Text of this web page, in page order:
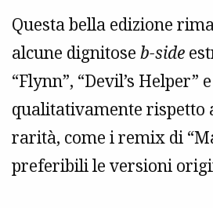
Questa bella edizione
alcune dignitose b-side
“Flynn”, “Devil’s
qualitativamente rispetto
rarità, come i remix di
preferibili le versioni